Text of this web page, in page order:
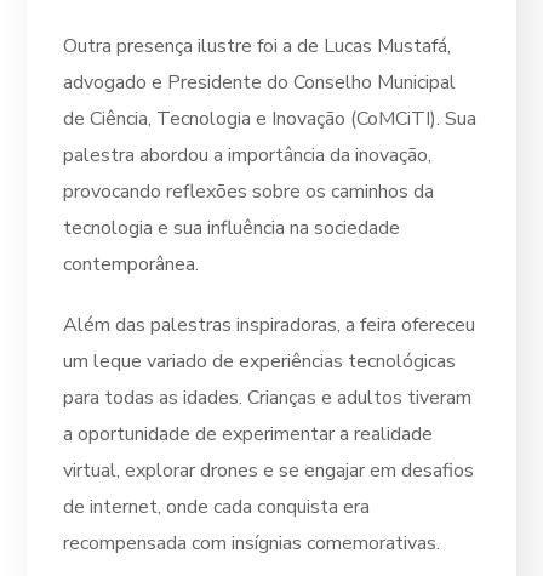
Outra presença ilustre foi a de Lucas Mustafá,
advogado e Presidente do Conselho Municipal
de Ciência, Tecnologia e Inovação (CoMCiTI). Sua
palestra abordou a importância da inovação,
provocando reflexões sobre os caminhos da
tecnologia e sua influência na sociedade
contemporânea.
Além das palestras inspiradoras, a feira ofereceu
um leque variado de experiências tecnológicas
para todas as idades. Crianças e adultos tiveram
a oportunidade de experimentar a realidade
virtual, explorar drones e se engajar em desafios
de internet, onde cada conquista era
recompensada com insígnias comemorativas.